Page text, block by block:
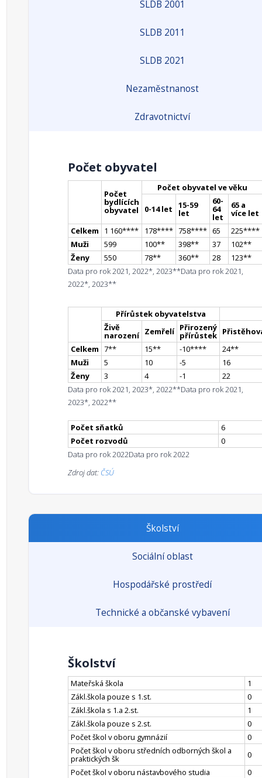
SLDB 2001
SLDB 2011
SLDB 2021
Nezaměstnanost
Zdravotnictví
Počet obyvatel
Počet
bydlících
obyvatel
Počet obyvatel ve věku
0-14 let 15-59
let
60-
64
let
65 a
více let
Celkem
1 160**** 178**** 758**** 65 225****
Muži
599 100** 398** 37 102**
Ženy
550 78** 360** 28 123**
Data pro rok 2021, 2022*, 2023**Data pro rok 2021,
2022*, 2023**
Přírůstek obyvatelstva
Živě
narození Zemřelí Přirozený
přírůstek
Celkem 7** 15** -10**** 24**
Muži
5 10 -5
16
Ženy
3 4 -1
22
Data pro rok 2021, 2023*, 2022**Data pro rok 2021,
2023*, 2022**
Počet sňatků
6
Počet rozvodů
0
Data pro rok 2022Data pro rok 2022
Zdroj dat: ČSÚ
Školství
Sociální oblast
Hospodářské prostředí
Technické a občanské vybavení
Školství
Mateřská škola
1
Zákl.škola pouze s 1.st.
0
Zákl.škola s 1.a 2.st.
1
Zákl.škola pouze s 2.st.
0
Počet škol v oboru gymnázií
0
Počet škol v oboru středních odborných škol a
praktických šk
0
Počet škol v oboru nástavbového studia
0